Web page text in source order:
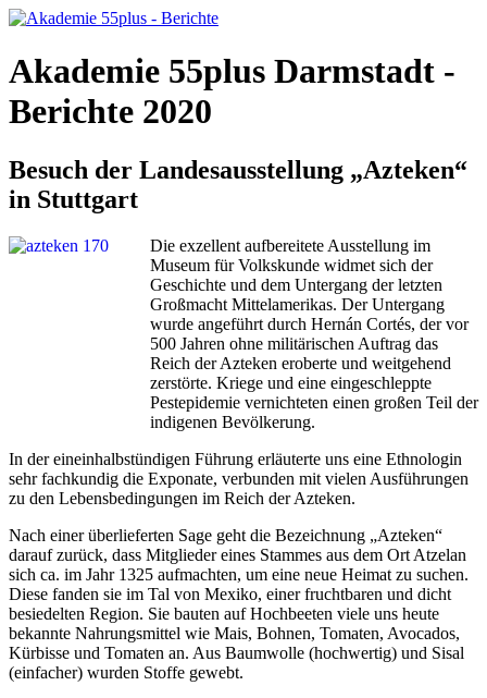
Akademie 55plus Darmstadt -
Berichte 2020
Besuch der Landesausstellung „Azteken“
in Stuttgart
Die exzellent aufbereitete Ausstellung im
Museum für Volkskunde widmet sich der
Geschichte und dem Untergang der letzten
Großmacht Mittelamerikas. Der Untergang
wurde angeführt durch Hernán Cortés, der vor
500 Jahren ohne militärischen Auftrag das
Reich der Azteken eroberte und weitgehend
zerstörte. Kriege und eine eingeschleppte
Pestepidemie vernichteten einen großen Teil der
indigenen Bevölkerung.
In der eineinhalbstündigen Führung erläuterte uns eine Ethnologin
sehr fachkundig die Exponate, verbunden mit vielen Ausführungen
zu den Lebensbedingungen im Reich der Azteken.
Nach einer überlieferten Sage geht die Bezeichnung „Azteken“
darauf zurück, dass Mitglieder eines Stammes aus dem Ort Atzelan
sich ca. im Jahr 1325 aufmachten, um eine neue Heimat zu suchen.
Diese fanden sie im Tal von Mexiko, einer fruchtbaren und dicht
besiedelten Region. Sie bauten auf Hochbeeten viele uns heute
bekannte Nahrungsmittel wie Mais, Bohnen, Tomaten, Avocados,
Kürbisse und Tomaten an. Aus Baumwolle (hochwertig) und Sisal
(einfacher) wurden Stoffe gewebt.